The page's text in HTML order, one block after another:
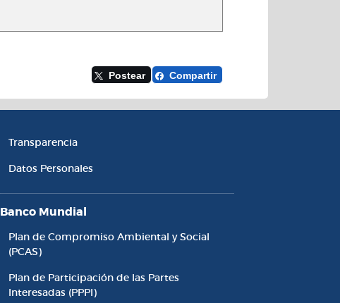
Compartir
Postear
Accesibilidad y Transparencia
Transparencia
Datos Personales
Banco Mundial
Plan de Compromiso Ambiental y Social
(PCAS)
Plan de Participación de las Partes
Interesadas (PPPI)